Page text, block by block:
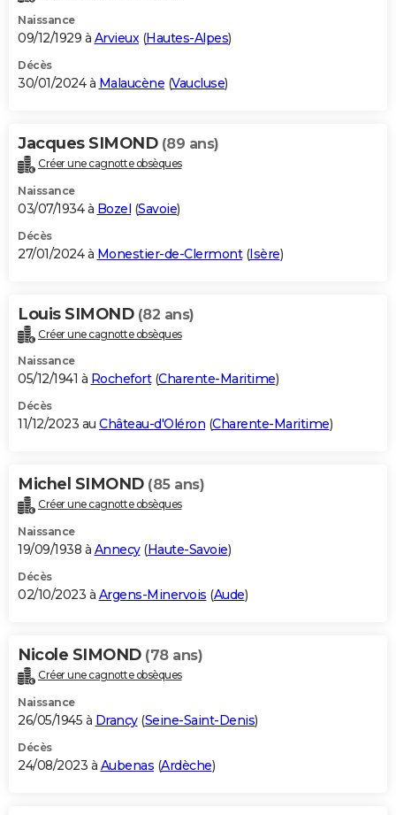
Naissance
09/12/1929 à Arvieux(Hautes-Alpes)
Décès
30/01/2024 à Malaucène (Vaucluse)
Jacques SIMOND (89 ans)
Créer une cagnotte obsèques
Naissance
03/07/1934 à Bozel (Savoie)
Décès
27/01/2024 à Monestier-de-Clermont(Isère)
Louis SIMOND (82 ans)
Créer une cagnotte obsèques
Naissance
05/12/1941 à Rochefort(Charente-Maritime)
Décès
11/12/2023 au Château-d'Oléron (Charente-Maritime)
Michel SIMOND (85 ans)
Créer une cagnotte obsèques
Naissance
19/09/1938 à Annecy(Haute-Savoie)
Décès
02/10/2023 à Argens-Minervois (Aude)
Nicole SIMOND (78 ans)
Créer une cagnotte obsèques
Naissance
26/05/1945 à Drancy(Seine-Saint-Denis)
Décès
24/08/2023 à Aubenas (Ardèche)